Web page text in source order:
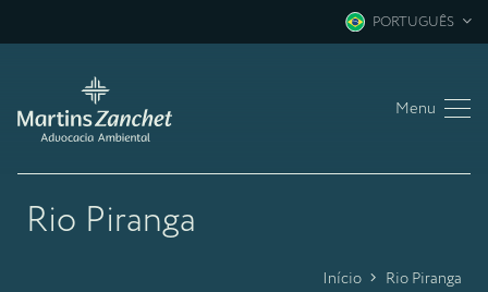
PORTUGUÊS
Menu
Rio Piranga
Início Rio Piranga